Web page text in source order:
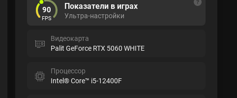
90
FPS
Показатели в играх
Ультра-настройки
Видеокарта
Palit GeForce RTX 5060 WHITE
Процессор
Intel® Core™ i5-12400F